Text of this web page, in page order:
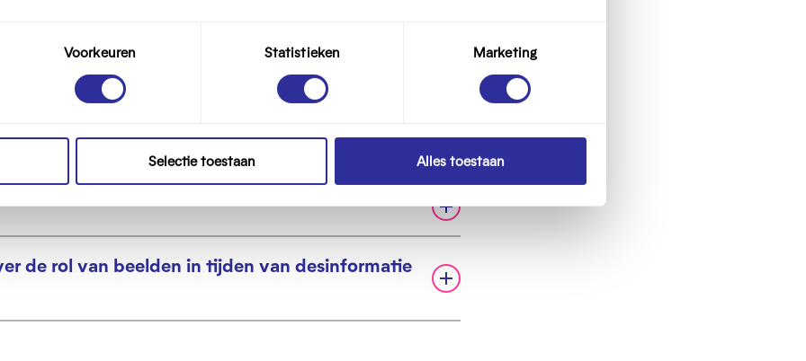
Voorkeuren Statistieken Marketing
Selectie toestaan Alles toestaan
AI?
de rol van beelden in tijden van desinformatie